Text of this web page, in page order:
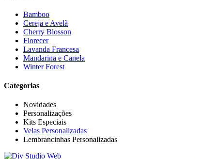
Bamboo
Cereja e Avelã
Cherry Blosson
Florecer
Lavanda Francesa
Mandarina e Canela
Winter Forest
Categorias
Novidades
Personalizações
Kits Especiais
Velas Personalizadas
Lembrancinhas Personalizadas